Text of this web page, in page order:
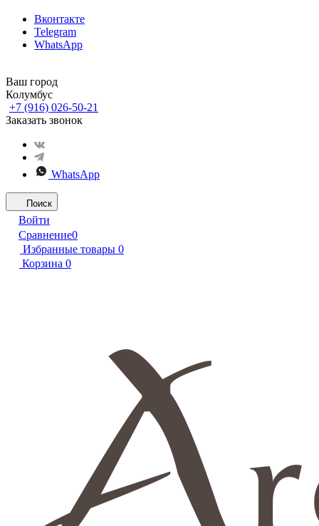
Вконтакте
Telegram
WhatsApp
Ваш город
Колумбус
+7 (916) 026-50-21
Заказать звонок
WhatsApp
Поиск
Войти
Сравнение0
Избранные товары 0
Корзина 0